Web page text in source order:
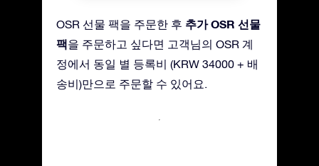
OSR 선물 팩을 주문한 후 추가 OSR 선물
팩을 주문하고 싶다면 고객님의 OSR 계
정에서 동일 별 등록비 (KRW 34000 + 배
송비)만으로 주문할 수 있어요.